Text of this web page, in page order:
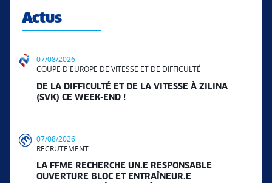
Actus
07/08/2026
COUPE D'EUROPE DE VITESSE ET DE DIFFICULTÉ
DE LA DIFFICULTÉ ET DE LA VITESSE À ZILINA
(SVK) CE WEEK-END !
07/08/2026
RECRUTEMENT
LA FFME RECHERCHE UN.E RESPONSABLE
OUVERTURE BLOC ET ENTRAÎNEUR.E